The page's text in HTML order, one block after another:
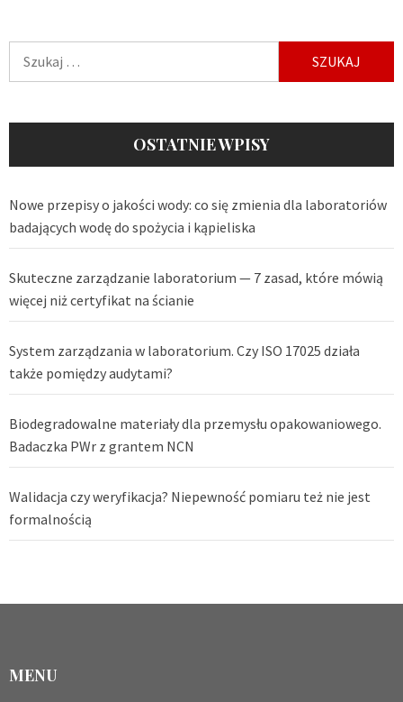
OSTATNIE WPISY
Nowe przepisy o jakości wody: co się zmienia dla laboratoriów
badających wodę do spożycia i kąpieliska
Skuteczne zarządzanie laboratorium — 7 zasad, które mówią
więcej niż certyfikat na ścianie
System zarządzania w laboratorium. Czy ISO 17025 działa
także pomiędzy audytami?
Biodegradowalne materiały dla przemysłu opakowaniowego.
Badaczka PWr z grantem NCN
Walidacja czy weryfikacja? Niepewność pomiaru też nie jest
formalnością
MENU